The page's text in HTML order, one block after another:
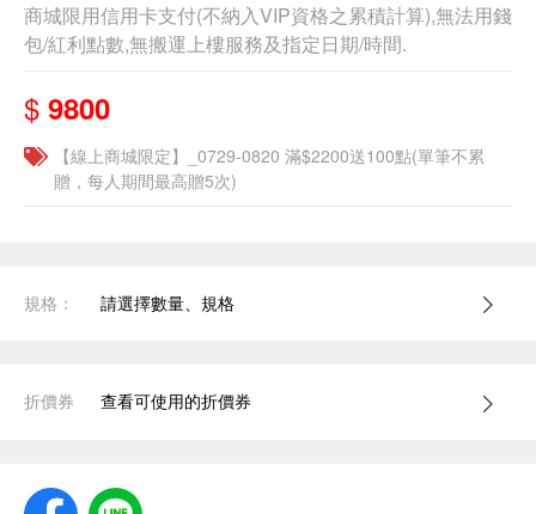
商城限用信用卡支付(不納入VIP資格之累積計算),無法用錢
包/紅利點數,無搬運上樓服務及指定日期/時間.
$ 9800
【線上商城限定】_0729-0820 滿$2200送100點(單筆不累
贈，每人期間最高贈5次)
規格： 請選擇數量、規格
折價券 查看可使用的折價券